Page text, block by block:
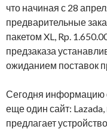
что начиная с 28
предварительные
пакетом XL, Rp.
предзаказа
ожиданием поставок
Сегодня информацию
еще один сайт:
предлагает